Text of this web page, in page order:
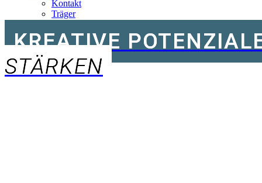
Kontakt
Träger
KREATIVE
STÄRKEN